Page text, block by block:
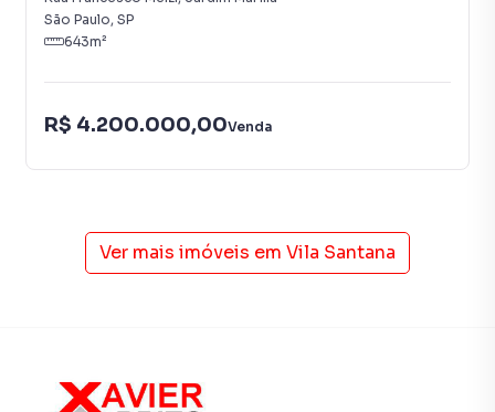
São Paulo, SP
643m²
R$ 4.200.000,00Venda
Ver mais imóveis em Vila Santana